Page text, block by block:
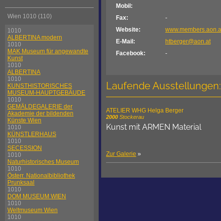
Wien 1010 (110)
1010
ALBERTINA modern
1010
MAK Museum für angewandte
Kunst
1010
ALBERTINA
1010
KUNSTHISTORISCHES
MUSEUM-HAUPTGEBÄUDE
1010
GEMÄLDEGALERIE der
Akademie der bildenden
Künste Wien
1010
KÜNSTLERHAUS
1010
SECESSION
1010
Naturhistorisches Museum
1010
Österr. Nationalbibliothek
Prunksaal
1010
DOM MUSEUM WIEN
1010
Weltmuseum Wien
1010
Mobil:
Fax:
-
Website:
E-Mail:
htberger@aon.at
Facebook:
-
Laufende Ausstellungen:
ATELIER WHG Helga Berger
2000 Stockerau
Kunst mit ARMEN Material
Zur Galerie »